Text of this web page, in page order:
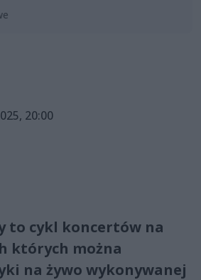
20:00
to cykl koncertów na
których można
na żywo wykonywanej